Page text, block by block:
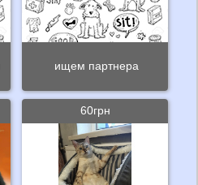
ищем партнера
60грн